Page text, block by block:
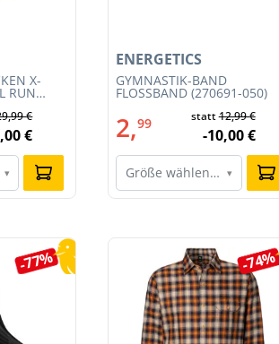
X-
RUN
€
€
▾
GYMNASTIK-BAND
FLOSSBAND (270691-050)
ENERGETICS
2,99 statt12,99 €
-10,00 €
Größe wählen… ▾
-77% -74%